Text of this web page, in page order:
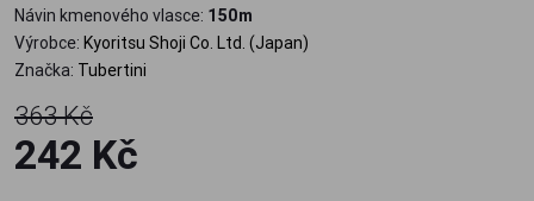
Návin kmenového vlasce: 150m
Výrobce: Kyoritsu Shoji Co. Ltd. (Japan)
Značka: Tubertini
363 Kč
242 Kč